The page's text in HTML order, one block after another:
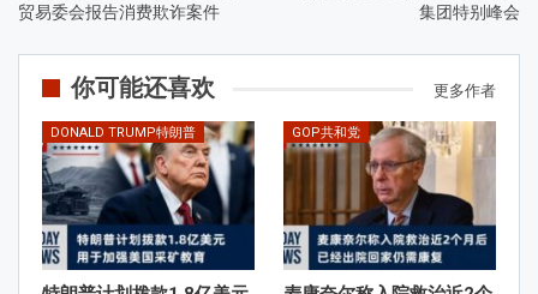
贸易委会报告消费欺诈案件
集团特别峰会
你可能还喜欢 更多作者
DONALD TRUMP特朗普 GOP共和党